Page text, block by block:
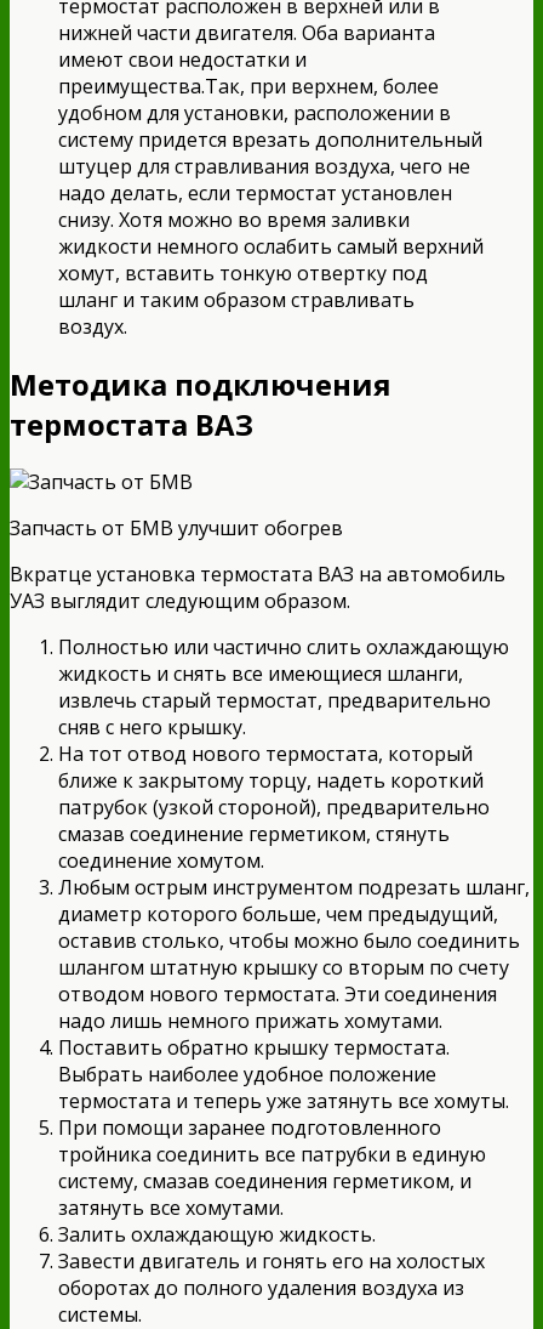
термостат расположен в верхней или в
нижней части двигателя. Оба варианта
имеют свои недостатки и
преимущества.Так, при верхнем, более
удобном для установки, расположении в
систему придется врезать дополнительный
штуцер для стравливания воздуха, чего не
надо делать, если термостат установлен
снизу. Хотя можно во время заливки
жидкости немного ослабить самый верхний
хомут, вставить тонкую отвертку под
шланг и таким образом стравливать
воздух.
Методика подключения
термостата ВАЗ
Запчасть от БМВ улучшит обогрев
Вкратце установка термостата ВАЗ на автомобиль
УАЗ выглядит следующим образом.
Полностью или частично слить охлаждающую
жидкость и снять все имеющиеся шланги,
извлечь старый термостат, предварительно
сняв с него крышку.
На тот отвод нового термостата, который
ближе к закрытому торцу, надеть короткий
патрубок (узкой стороной), предварительно
смазав соединение герметиком, стянуть
соединение хомутом.
Любым острым инструментом подрезать шланг,
диаметр которого больше, чем предыдущий,
оставив столько, чтобы можно было соединить
шлангом штатную крышку со вторым по счету
отводом нового термостата. Эти соединения
надо лишь немного прижать хомутами.
Поставить обратно крышку термостата.
Выбрать наиболее удобное положение
термостата и теперь уже затянуть все хомуты.
При помощи заранее подготовленного
тройника соединить все патрубки в единую
систему, смазав соединения герметиком, и
затянуть все хомутами.
Залить охлаждающую жидкость.
Завести двигатель и гонять его на холостых
оборотах до полного удаления воздуха из
системы.